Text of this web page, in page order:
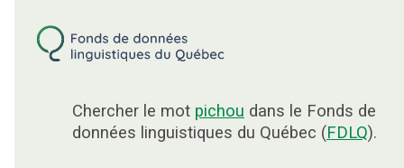
Chercher le mot pichou dans le Fonds de
données linguistiques du Québec (FDLQ).